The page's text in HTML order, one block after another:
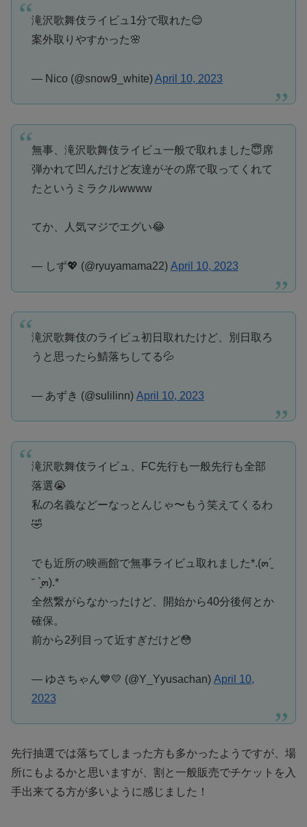
滝沢歌舞伎ライビュ1分で取れた😊
案外取りやすかった🌸
— Nico (@snow9_white)April 10, 2023
無事、滝沢歌舞伎ライビュ一般で取れました😇席
弾かれて凹んだけど友達がその席で取ってくれて
たというミラクルwwww
てか、人気マジでエグい😂
— しず💖 (@ryuyamama22) April 10, 2023
滝沢歌舞伎のライビュ初日取れたけど、別日取ろ
うと思ったら鯖落ちしてる💦
— あずき (@sulilinn) April 10, 2023
滝沢歌舞伎ライビュ、FC先行も一般先行も全部
落選😭
私の名義などーなっとんじゃ〜もう笑えてくるわ
🤣
でも近所の映画館で無事ライビュ取れました*.(๓´͈
˘ `͈๓).*
全然繋がらなかったけど、開始から40分後何とか
確保。
前から2列目って近すぎだけど😳
— ゆさちゃん💙💛 (@Y_Yyusachan) April 10,
2023
先行抽選では落ちてしまった方も多かったようですが、場
所にもよるかと思いますが、割と一般販売でチケットを入
手出来てる方が多いように感じました！